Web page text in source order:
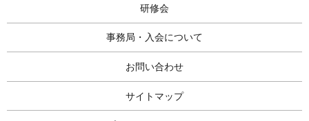
研修会
事務局・入会について
お問い合わせ
サイトマップ